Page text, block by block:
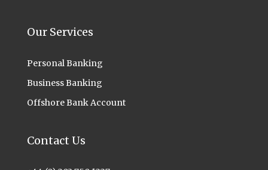
Our Services
Personal Banking
Business Banking
Offshore Bank Account
Contact Us